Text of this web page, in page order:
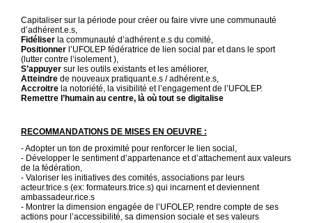
Capitaliser sur la période pour créer ou faire vivre une communauté
d’adhérent.e.s,
Fidéliser la communauté d’adhérent.e.s du comité,
Positionner l’UFOLEP fédératrice de lien social par et dans le sport
(lutter contre l’isolement ),
S’appuyer sur les outils existants et les améliorer,
Atteindre de nouveaux pratiquant.e.s / adhérent.e.s,
Accroitre la notoriété, la visibilité et l’engagement de l’UFOLEP.
Remettre l’humain au centre, là où tout se digitalise
RECOMMANDATIONS DE MISES EN OEUVRE :
- Adopter un ton de proximité pour renforcer le lien social,
- Développer le sentiment d’appartenance et d’attachement aux valeurs
de la fédération,
- Valoriser les initiatives des comités, associations par leurs
acteur.trice.s (ex: formateurs.trice.s) qui incarnent et deviennent
ambassadeur.rice.s
- Montrer la dimension engagée de l’UFOLEP, rendre compte de ses
actions pour l’accessibilité, sa dimension sociale et ses valeurs